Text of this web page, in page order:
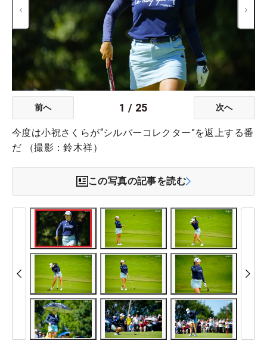
前へ 1 / 25 次へ
今度は小祝さくらが“シルバーコレクター”を返上する番
だ （撮影：鈴木祥）
この写真の記事を読む